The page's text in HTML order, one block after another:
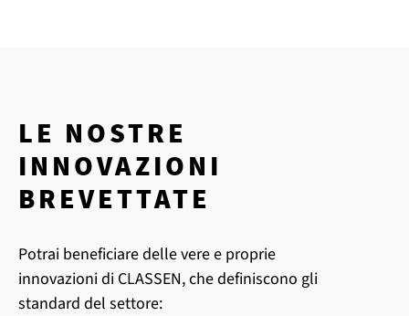
LE NOSTRE
INNOVAZIONI
BREVETTATE
Potrai beneficiare delle vere e proprie
innovazioni di CLASSEN, che definiscono gli
standard del settore: